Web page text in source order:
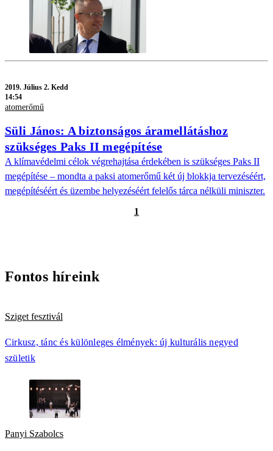
2019. Július 2. Kedd
14:54
atomerőmű
Süli János: A biztonságos áramellátáshoz
szükséges Paks II megépítése
A klímavédelmi célok végrehajtása érdekében is szükséges Paks II
megépítése – mondta a paksi atomerőmű két új blokkja tervezéséért,
megépítéséért és üzembe helyezéséért felelős tárca nélküli miniszter.
1
Fontos híreink
Sziget fesztivál
Cirkusz, tánc és különleges élmények: új kulturális negyed
születik
Panyi Szabolcs